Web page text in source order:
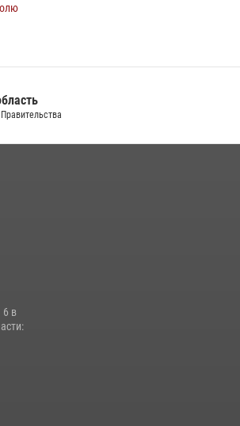
5
6 в